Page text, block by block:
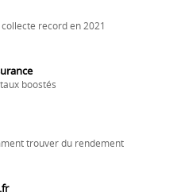
record en 2021
boostés
trouver du rendement